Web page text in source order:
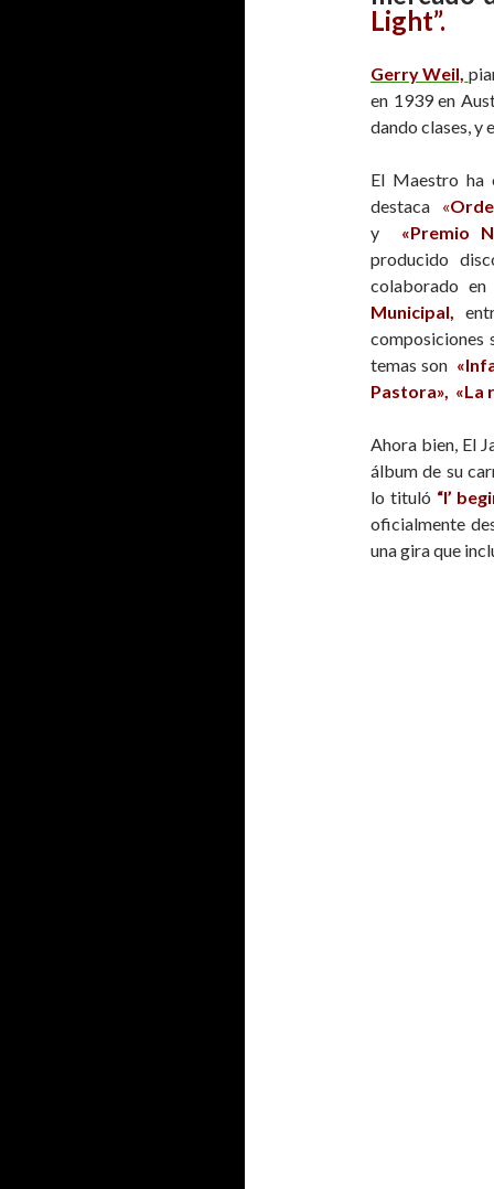
Light”.
Gerry Weil,
en 1939 en
dando clases, y
El Maestro ha
destaca «
y «Premio
producido
colaborado
Municipal,
composiciones
temas son
Pastora», «La
Ahora bien, El
álbum de su
lo tituló “I’
oficialmente
una gira que